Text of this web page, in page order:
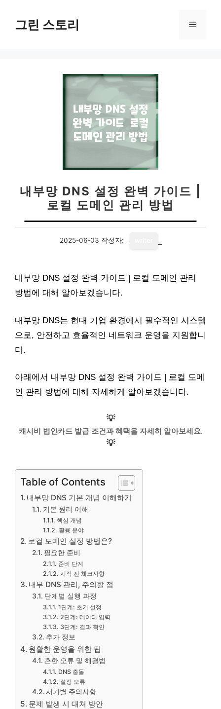
그린 스토리 메
내부망 DNS 설정 완벽 가이드 |
로컬 도메인 관리 방법
2025-06-03 작성자:
내부망 DNS 설정 완벽 가이드 | 로컬 도메인 관리
방법에 대해 알아보겠습니다.
내부망 DNS는 현대 기업 환경에서 필수적인 시스템
으로, 안전하고 효율적인 네트워크 운영을 지원합니
다.
아래에서 내부망 DNS 설정 완벽 가이드 | 로컬 도메
인 관리 방법에 대해 자세하게 알아보겠습니다.
💡
캐시비 법인카드 발급 조건과 혜택을 자세히 알아보세요.
💡
Table of Contents
내부망 DNS 기본 개념 이해하기
기본 원리 이해
핵심 개념
활용 분야
로컬 도메인 설정 방법은?
필요한 준비
준비 단계
시작 전 체크사항
내부 DNS 관리, 주의할 점
단계별 실행 과정
1단계: 초기 설정
2단계: 데이터 입력
3단계: 결과 확인
추가 정보
원활한 운영을 위한 팁
흔한 오류 및 해결법
DNS 충돌
설정 오류
시기별 주의사항
문제 발생 시 대처 방안